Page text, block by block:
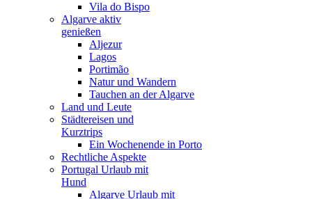
Vila do Bispo
Algarve aktiv
genießen
Aljezur
Lagos
Portimão
Natur und Wandern
Tauchen an der Algarve
Land und Leute
Städtereisen und
Kurztrips
Ein Wochenende in Porto
Rechtliche Aspekte
Portugal Urlaub mit
Hund
Algarve Urlaub mit